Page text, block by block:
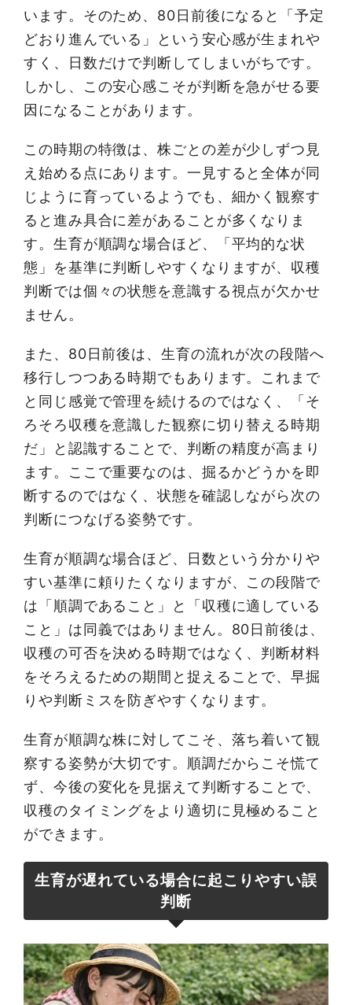
います。そのため、80日前後になると「予定
どおり進んでいる」という安心感が生まれや
すく、日数だけで判断してしまいがちです。
しかし、この安心感こそが判断を急がせる要
因になることがあります。
この時期の特徴は、株ごとの差が少しずつ見
え始める点にあります。一見すると全体が同
じように育っているようでも、細かく観察す
ると進み具合に差があることが多くなりま
す。生育が順調な場合ほど、「平均的な状
態」を基準に判断しやすくなりますが、収穫
判断では個々の状態を意識する視点が欠かせ
ません。
また、80日前後は、生育の流れが次の段階へ
移行しつつある時期でもあります。これまで
と同じ感覚で管理を続けるのではなく、「そ
ろそろ収穫を意識した観察に切り替える時期
だ」と認識することで、判断の精度が高まり
ます。ここで重要なのは、掘るかどうかを即
断するのではなく、状態を確認しながら次の
判断につなげる姿勢です。
生育が順調な場合ほど、日数という分かりや
すい基準に頼りたくなりますが、この段階で
は「順調であること」と「収穫に適している
こと」は同義ではありません。80日前後は、
収穫の可否を決める時期ではなく、判断材料
をそろえるための期間と捉えることで、早掘
りや判断ミスを防ぎやすくなります。
生育が順調な株に対してこそ、落ち着いて観
察する姿勢が大切です。順調だからこそ慌て
ず、今後の変化を見据えて判断することで、
収穫のタイミングをより適切に見極めること
ができます。
生育が遅れている場合に起こりやすい誤
判断